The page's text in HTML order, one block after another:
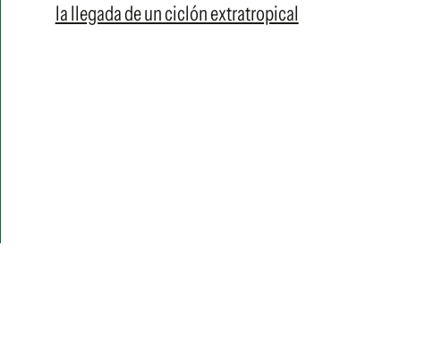
la llegada de un ciclón extratropical